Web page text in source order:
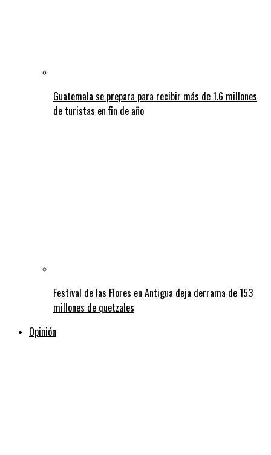
Guatemala se prepara para recibir más de 1.6 millones
de turistas en fin de año
Festival de las Flores en Antigua deja derrama de 153
millones de quetzales
Opinión